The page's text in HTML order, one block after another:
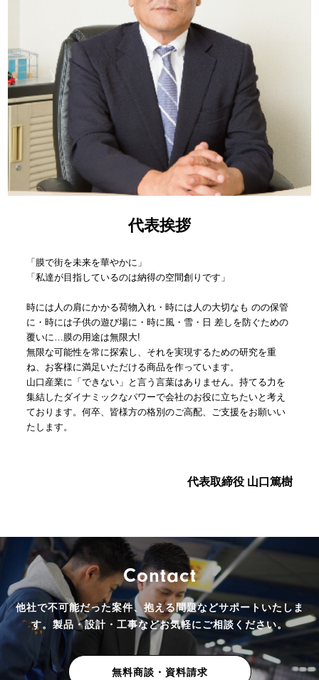
代表挨拶
「膜で街を未来を華やかに」
「私達が目指しているのは納得の空間創りです」
時には人の肩にかかる荷物入れ・時には人の大切なも のの保管
に・時には子供の遊び場に・時に風・雪・日 差しを防ぐための
覆いに…膜の用途は無限大!
無限な可能性を常に探索し、それを実現するための研究を重
ね、お客様に満足いただける商品を作っています。
山口産業に「できない」と言う言葉はありません。持てる力を
集結したダイナミックなパワーで会社のお役に立ちたいと考え
ております。何卒、皆様方の格別のご高配、ご支援をお願いい
たします。
代表取締役 山口篤樹
Contact
他社で不可能だった案件、抱える問題などサポートいたしま
す。 製品・設計・工事などお気軽にご相談ください。
無料商談・資料請求